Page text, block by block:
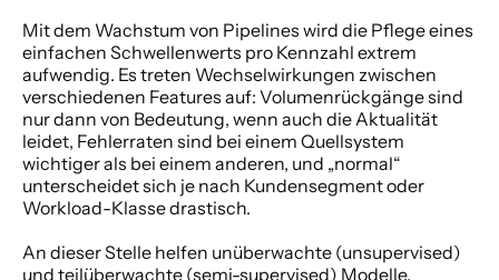
Mit dem Wachstum von Pipelines wird die Pflege eines
einfachen Schwellenwerts pro Kennzahl extrem
aufwendig. Es treten Wechselwirkungen zwischen
verschiedenen Features auf: Volumenrückgänge sind
nur dann von Bedeutung, wenn auch die Aktualität
leidet, Fehlerraten sind bei einem Quellsystem
wichtiger als bei einem anderen, und „normal“
unterscheidet sich je nach Kundensegment oder
Workload-Klasse drastisch.
An dieser Stelle helfen unüberwachte (unsupervised)
und teilüberwachte (semi-supervised) Modelle.